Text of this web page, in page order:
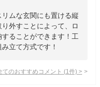
ムな玄関にも置ける縦
外すことによって、ロ
ることができます！工
立て方式です！
てのおすすめコメント (1 件) >